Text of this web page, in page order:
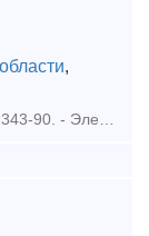
,
Клемма промежуточная ПК новая ГОСТ 22343-90. - Элемент скрепления, который применяется для надежного скрепления железнодорожных рельсов типа Р-65 и Р-50. Жесткая стальная промежуточная